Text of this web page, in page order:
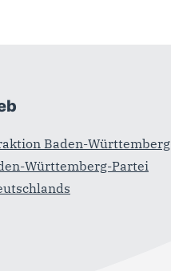
Baden-Württemberg
Württemberg-Partei